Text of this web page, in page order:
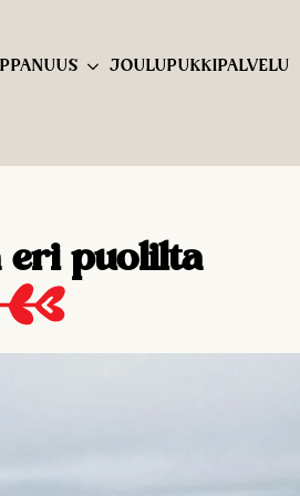
JOULUPUKKIPALVELU
puolilta